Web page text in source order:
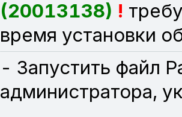
(20013138) !
время установки
- Запустить файл
администратора,